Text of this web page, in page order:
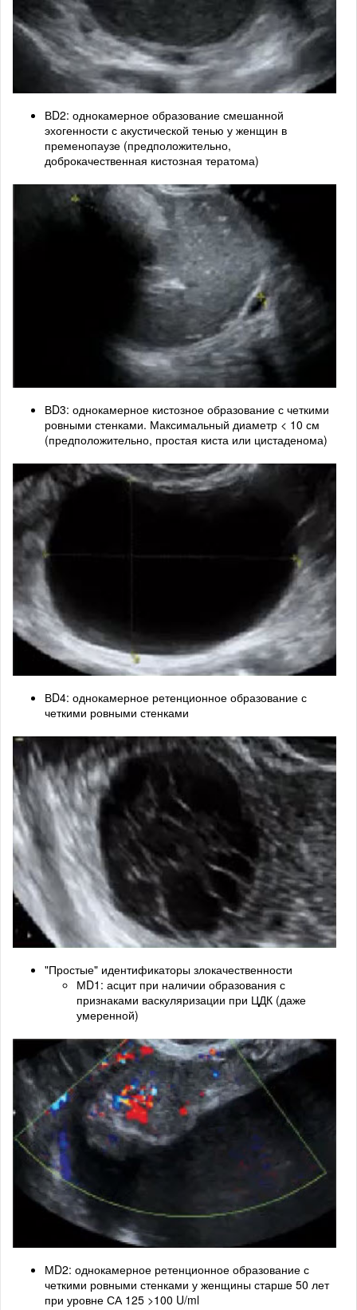
ВD2: однокамерное образование смешанной
эхогенности с акустической тенью у женщин в
пременопаузе (предположительно,
доброкачественная кистозная тератома)
ВD3: однокамерное кистозное образование с четкими
ровными стенками. Максимальный диаметр < 10 см
(предположительно, простая киста или цистаденома)
ВD4: однокамерное ретенционное образование с
четкими ровными стенками
"Простые" идентификаторы злокачественности
МD1: асцит при наличии образования с
признаками васкуляризации при ЦДК (даже
умеренной)
МD2: однокамерное ретенционное образование с
четкими ровными стенками у женщины старше 50 лет
при уровне СА 125 >100 U/ml